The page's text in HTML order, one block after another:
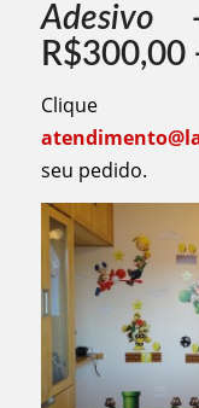
Adesivo
R$300,00
seu pedido.